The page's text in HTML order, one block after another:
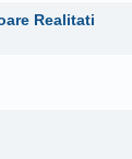
Realitati